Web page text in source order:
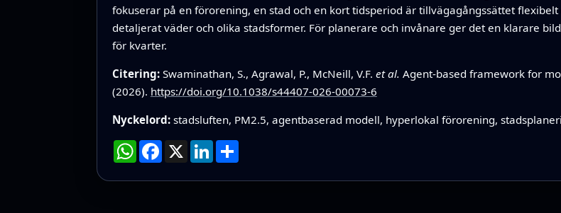
fokuserar på en förorening, en stad och en kort tidsperiod är tillvägagångssättet
detaljerat väder och olika stadsformer. För planerare och invånare ger det en klarare
för kvarter.
Citering: Swaminathan, S., Agrawal, P., McNeill, V.F. et al. Agent-based framework for
(2026). https://doi.org/10.1038/s44407-026-00073-6
Nyckelord: stadsluften, PM2.5, agentbaserad modell, hyperlokal förorening,
WhatsApp
Facebook
X LinkedIn
Dela